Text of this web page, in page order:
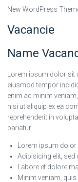
New WordPress
Vacancie
Name
Lorem ipsum dolor
eiusmod tempor
enim ad minim
nisi ut aliquip ex ea
reprehenderit in
pariatur.
Lorem ipsum
Adipisicing elit,
Labore et dolore
Minim veniam,